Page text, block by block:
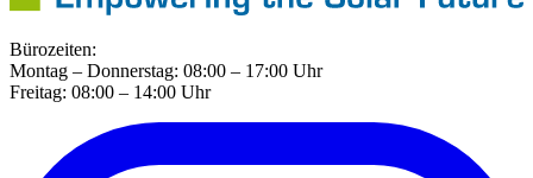
Bürozeiten:
Montag – Donnerstag: 08:00 – 17:00 Uhr
Freitag: 08:00 – 14:00 Uhr